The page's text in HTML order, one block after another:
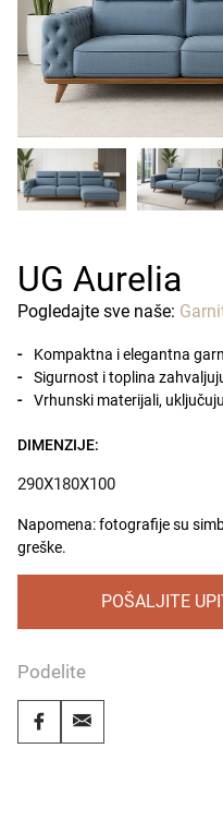
UG Aurelia
Pogledajte sve naše:
Kompaktna i elegantna
Sigurnost i toplina
Vrhunski materijali,
DIMENZIJE:
290X180X100
Napomena: fotografije su
greške.
POŠALJITE
Podelite